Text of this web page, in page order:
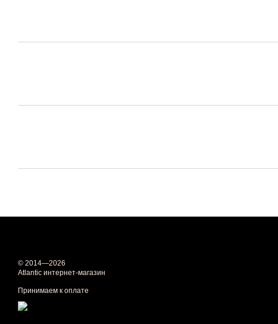
© 2014—2026
Atlantic интернет-магазин
Принимаем к оплате